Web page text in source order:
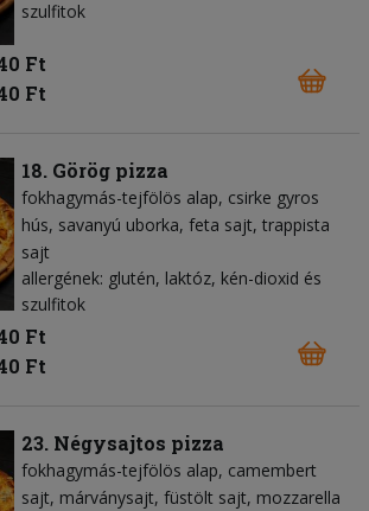
szulfitok
Ft
Ft
18. Görög pizza
fokhagymás-tejfölös alap csirke gyros
hús savanyú uborka feta sajt trappista
sajt
allergének: glutén, laktóz, kén-dioxid és
szulfitok
Ft
Ft
23. Négysajtos pizza
fokhagymás-tejfölös alap camembert
sajt márványsajt füstölt sajt mozzarella